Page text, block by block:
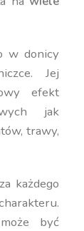
w donicy
Jej
efekt
jak
trawy,
każdego
być